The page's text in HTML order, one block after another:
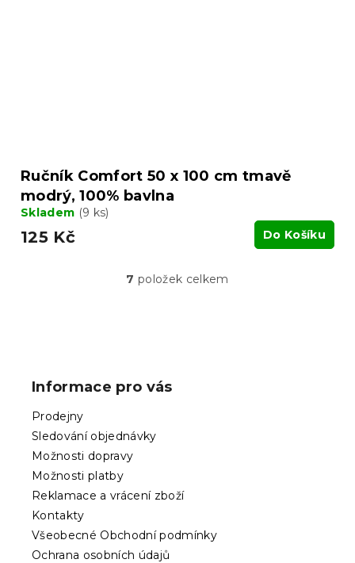
Ručník Comfort 50 x 100 cm tmavě
modrý, 100% bavlna
Skladem (9 ks)
125 Kč Do Košíku
O
ý
i
s
7 položek celkem
Informace pro vás
Prodejny
Sledování objednávky
Možnosti dopravy
Možnosti platby
Reklamace a vrácení zboží
Kontakty
Všeobecné Obchodní podmínky
Ochrana osobních údajů